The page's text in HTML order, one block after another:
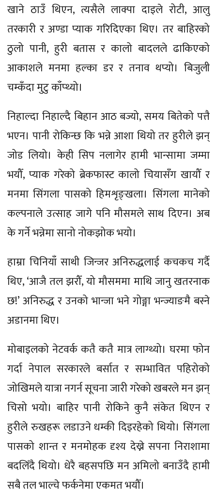
खाने ठाउँ थिएन, त्यसैले लाक्पा दाइले रोटी, आलु
तरकारी र अण्डा प्याक गरिदिएका थिए। तर बाहिरको
ठुलो पानी, हुरी बतास र कालो बादलले ढाकिएको
आकाशले मनमा हल्का डर र तनाव थप्यो। बिजुली
चम्कँदा मुटु काँप्थ्यो।
निहाल्दा निहाल्दै बिहान आठ बज्यो, समय बितेको पत्तै
भएन। पानी रोकिन्छ कि भन्ने आशा थियो तर हुरीले झन्
जोड लियो। केही सिप नलागेर हामी भान्सामा जम्मा
भयौँ, प्याक गरेको ब्रेकफास्ट कालो चियासँग खायौँ र
मनमा सिंगला पासको हिमशृङ्खला। सिंगला मानेको
कल्पनाले उत्साह जागे पनि मौसमले साथ दिएन। अब
के गर्ने भन्नेमा सानो नोकझोक भयो।
हाम्रा चिनियाँ साथी जिन्जर अनिरुद्धलाई कचकच गर्दै
थिए, ‘आजै तल झरौँ, यो मौसममा माथि जानु खतरनाक
छ!’ अनिरुद्ध र उनको भान्जा भने गोङ्गा भन्ज्याङमै बस्ने
अडानमा थिए।
मोबाइलको नेटवर्क कतै कतै मात्र लाग्थ्यो। घरमा फोन
गर्दा नेपाल सरकारले बर्सात र सम्भावित पहिरोको
जोखिमले यात्रा नगर्न सूचना जारी गरेको खबरले मन झन्
चिसो भयो। बाहिर पानी रोकिने कुनै संकेत थिएन र
हुरीले रुखहरू लडाउने धम्की दिइरहेको थियो। सिंगला
पासको शान्त र मनमोहक दृश्य देख्ने सपना निराशामा
बदलिँदै थियो। धेरै बहसपछि मन अमिलो बनाउँदै हामी
सबै तल भाल्चे फर्कनेमा एकमत भयौँ।